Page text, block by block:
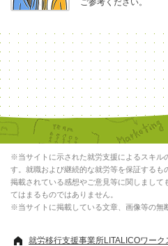
ご参考ください。
※当サイトに示された就労支援によるスキル
す。就職および継続的な就労等を保証するも
掲載されている感想やご意見等に関しまして
てはまるものではありません。
※当サイトに掲載している文章、画像等の無
就労移行支援事業所LITALICOワーク